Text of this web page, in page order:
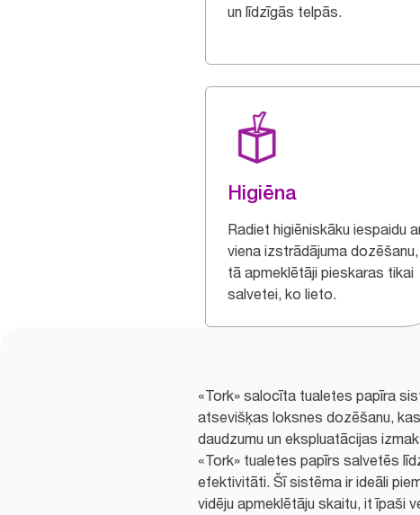
un līdzīgās telpās.
Higiēna
Radiet higiēniskāku iespaidu
viena izstrādājuma dozēšanu,
tā apmeklētāji pieskaras tikai
salvetei, ko lieto.
«Tork» salocīta tualetes papīra
atsevišķas loksnes dozēšanu,
daudzumu un ekspluatācijas
«Tork» tualetes papīrs salvetēs
efektivitāti. Šī sistēma ir ideāli
vidēju apmeklētāju skaitu, it īpaši